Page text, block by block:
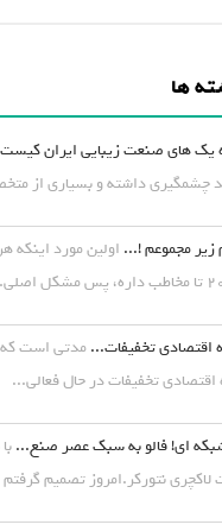
ها
یک های صنعت زیبایی ایران
چشمگیری داشته و بسیاری از
زیر مجموعم !... اولین مورد
اقتصادی تخفیفات... مدتی است که
اقتصادی تخفیفات در حال فعالی...
شبکه ای! فالو به سبک عصر صنع...
نتورکر.امروز تصمیم